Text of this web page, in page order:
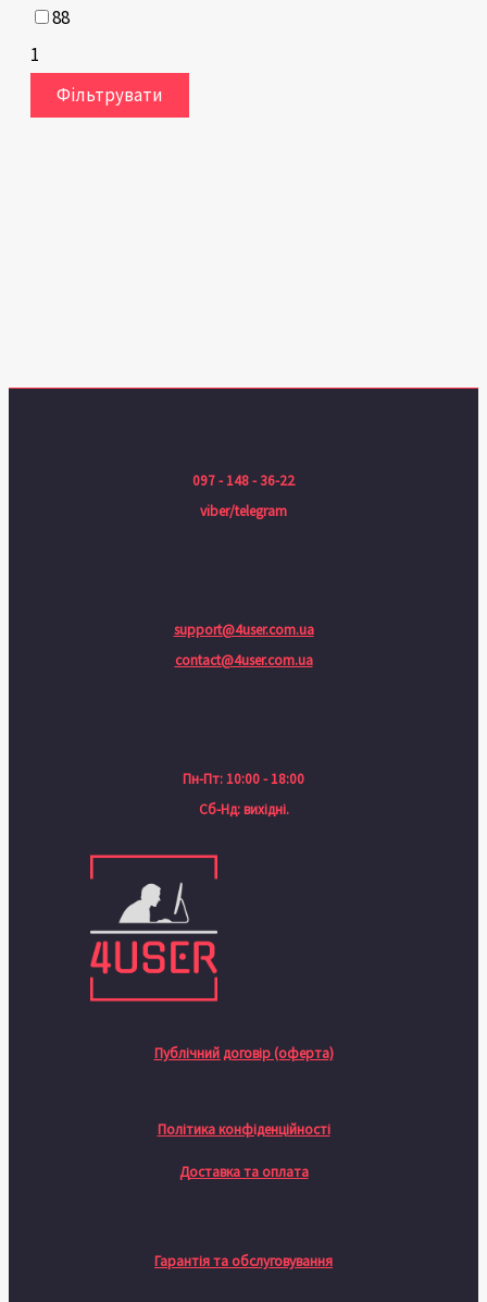
88
1
Фільтрувати
097 - 148 - 36-22
viber/telegram
support@4user.com.ua
contact@4user.com.ua
Пн-Пт: 10:00 - 18:00
Сб-Нд: вихідні.
Публічний договір (оферта)
Політика конфіденційності
Доставка та оплата
Гарантія та обслуговування